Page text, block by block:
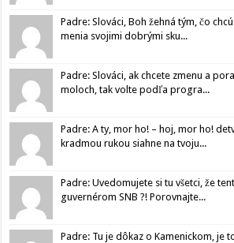
Padre: Slováci, Boh žehná tým, čo
menia svojimi dobrými sku...
Padre: Slováci, ak chcete zmenu a
moloch, tak volte podľa progra...
Padre: A ty, mor ho! – hoj, mor ho!
kradmou rukou siahne na tvoju...
Padre: Uvedomujete si tu všetci, že
guvernérom SNB ?! Porovnajte...
Padre: Tu je dôkaz o Kamenickom, je